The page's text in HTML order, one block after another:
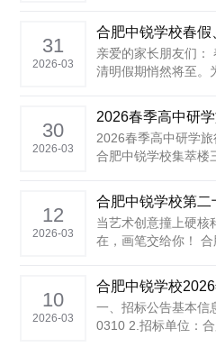
痛。孩子安全无小事
孩子的生命安全，杜
发出这封重要提醒信
31
2026-03
亲爱的家长朋友们： 春回大地，万物复苏，春假与
清明假期悄然将至。
示，愿家校携手，共护孩
间 春假：2026年4月1日—4月3日放假，共3天（适
用1-8年级......
30
2026-03
2026春季高中研
2026春季高中研学
合肥中锐学校集萃楼
员会评审，确定中标
（5个工作日）: 高一研学旅行项目中标单位: 安徽中
12
2026-03
当艺术创意撞上硬核科技， 会擦出怎
在，画笔交给你！ 合肥中锐学校第二十二届科技文
技、乐于创新、深耕
现学子“勇于探索、
体师生及教......
10
2026-03
一、招标公告基本信息 1.项目编号：HFZR-
0310 2.招标单位：合肥中锐学校 3.项目名称：